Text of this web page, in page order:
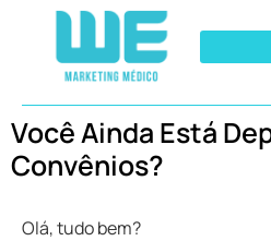
Você Ainda Está
Convênios?
Olá, tudo bem?